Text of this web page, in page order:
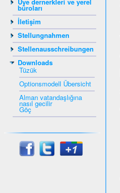
büroları
İletişim
Stellungnahmen
Stellenausschreibungen
Downloads
Tüzük
Optionsmodell Übersicht
Alman vatandaşlığına
nasıl gecilir
Göç